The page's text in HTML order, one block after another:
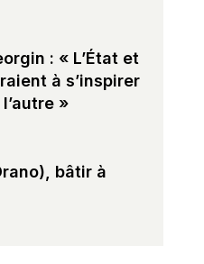
: « L’État et
à s’inspirer
»
bâtir à